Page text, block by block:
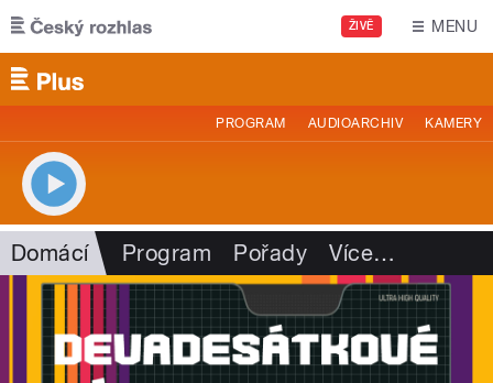
Přejít k hlavnímu obsahu
ŽIVĚ MENU
PROGRAM AUDIOARCHIV KAMERY
Domácí Program Pořady Více…